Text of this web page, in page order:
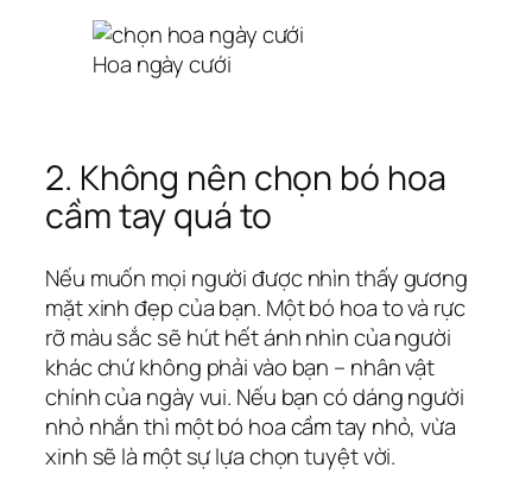
Hoa ngày cưới
2. Không nên chọn bó hoa
cầm tay quá to
Nếu muốn mọi người được nhìn thấy gương
mặt xinh đẹp của bạn. Một bó hoa to và rực
rỡ màu sắc sẽ hút hết ánh nhìn của người
khác chứ không phải vào bạn – nhân vật
chính của ngày vui. Nếu bạn có dáng người
nhỏ nhắn thì một bó hoa cầm tay nhỏ, vừa
xinh sẽ là một sự lựa chọn tuyệt vời.